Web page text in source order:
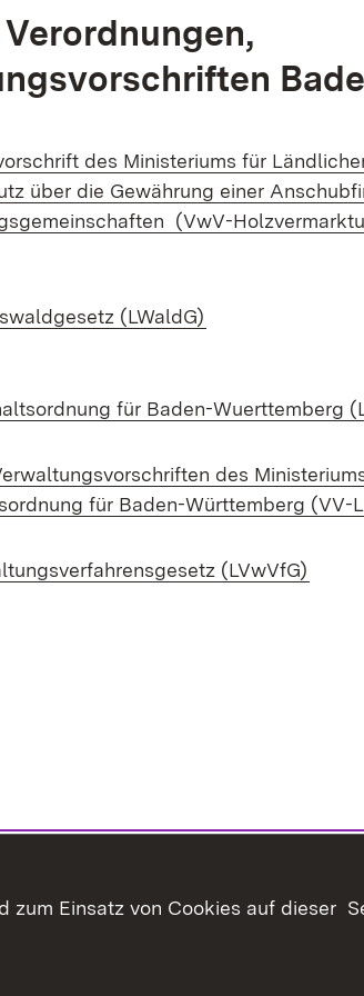
des Ministeriums für
über die Gewährung einer
(VwV-
(LWaldG)
für Baden-Wuerttemberg
des
für Baden-Württemberg (VV-
(LVwVfG)
zum Einsatz von Cookies auf dieser